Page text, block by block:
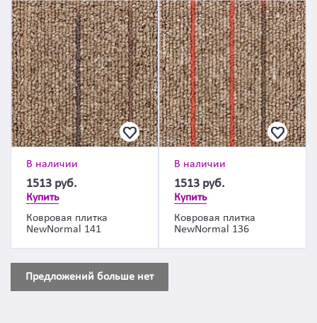
В наличии
1513 руб.
Купить
Ковровая плитка
NewNormal 141
В наличии
1513 руб.
Купить
Ковровая плитка
NewNormal 136
Предложений больше нет